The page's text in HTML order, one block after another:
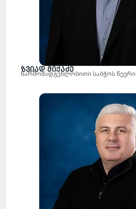
ზვიად მიქაძე
წარმომადგენლობითი საბჭოს წევრი